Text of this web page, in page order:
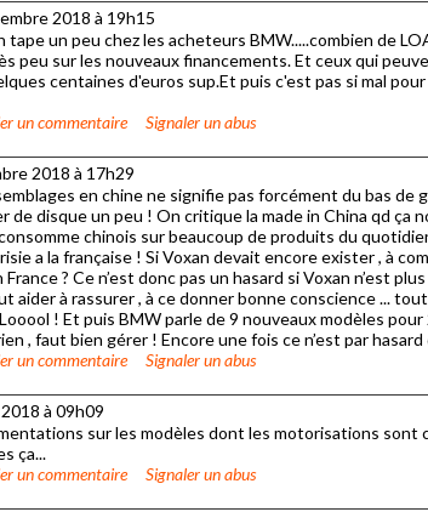
2018 à 19h15
tape un peu chez les acheteurs BMW.....combien de
peu sur les nouveaux financements. Et ceux qui
centaines d'euros sup.Et puis c'est pas si mal
un commentaire Signaler un abus
2018 à 17h29
en chine ne signifie pas forcément du bas de
de disque un peu ! On critique la made in China qd ça
chinois sur beaucoup de produits du
a la française ! Si Voxan devait encore exister , à
? Ce n’est donc pas un hasard si Voxan n’est
aider à rassurer , à ce donner bonne conscience ...
! Et puis BMW parle de 9 nouveaux modèles
, faut bien gérer ! Encore une fois ce n’est par hasard
un commentaire Signaler un abus
à 09h09
sur les modèles dont les motorisations sont
ça...
un commentaire Signaler un abus